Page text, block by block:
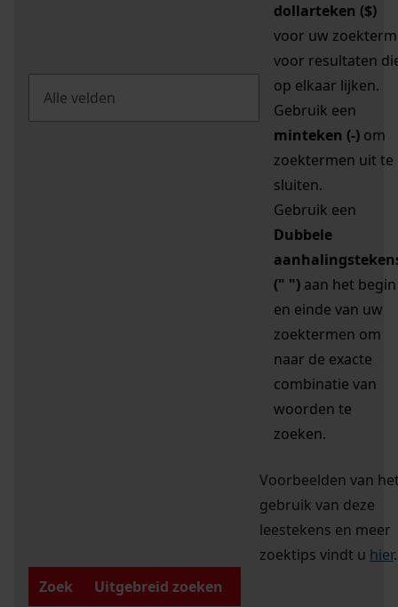
dollarteken ($)
voor uw zoekterm
voor resultaten
op elkaar lijken.
Gebruik een
minteken (-) om
zoektermen uit te
sluiten.
Gebruik een
Dubbele
(" ") aan het begin
en einde van uw
zoektermen om
naar de exacte
combinatie van
woorden te
zoeken.
Voorbeelden van
gebruik van deze
leestekens en meer
zoektips vindt u hier.
Zoek
Uitgebreid zoeken